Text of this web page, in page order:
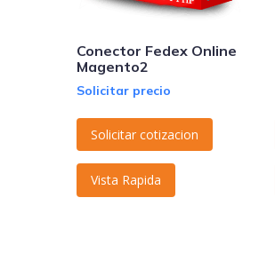
Conector Fedex Online
Magento2
Solicitar precio
Solicitar cotizacion
Vista Rapida